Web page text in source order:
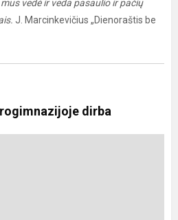
vedė ir veda pasaulio ir pačių
J. Marcinkevičius „Dienoraštis be
dirba